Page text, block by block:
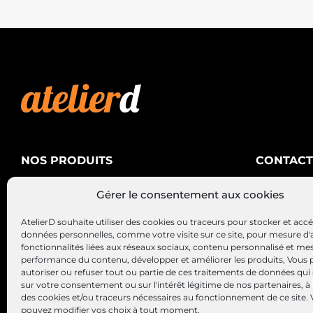
Gérer le consentement aux cookies
AtelierD souhaite utiliser des cookies ou traceurs pour stocker et
données personnelles, comme votre visite sur ce site, pour mesure
fonctionnalités liées aux réseaux sociaux, contenu personnalisé et
performance du contenu, développer et améliorer les produits, Vous
autoriser ou refuser tout ou partie de ces traitements de données qui
sur votre consentement ou sur l'intérêt légitime de nos partenaires, à
des cookies et/ou traceurs nécessaires au fonctionnement de ce site.
pouvez modifier vos choix à tout moment.
NOS PRODUITS
Alternateurs – Démarreurs
CONTACT
AtelierD
88200
03 29 22 34